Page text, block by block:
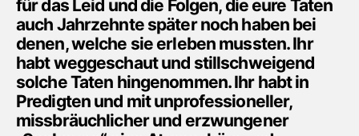
für das Leid und die Folgen, die eure Taten
auch Jahrzehnte später noch haben bei
denen, welche sie erleben mussten. Ihr
habt weggeschaut und stillschweigend
solche Taten hingenommen. Ihr habt in
Predigten und mit unprofessioneller,
missbräuchlicher und erzwungener